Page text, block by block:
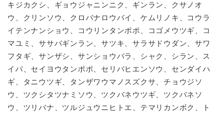
キジカクシ、ギョウジャニンニク、ギンラン、クサノオ
ウ、クリンソウ、クロバナロウバイ、ケムリノキ、コウラ
イテンナンショウ、コウリンタンポポ、コゴメウツギ、コ
マユミ、ササバギンラン、サツキ、サラサドウダン、サワ
フタギ、サンザシ、サンショウバラ、シャク、シラン、ス
イバ、セイヨウタンポポ、セリバヒエンソウ、センダイハ
ギ、タニウツギ、タンザワウマノスズクサ、チョウジソ
ウ、ツクシタツナミソウ、ツクバネウツギ、ツクバネソ
ウ、ツリバナ、ツルジュウニヒトエ、テマリカンボク、ト